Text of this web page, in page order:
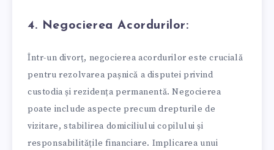
4. Negocierea Acordurilor:
Într-un divorț, negocierea acordurilor este crucială
pentru rezolvarea pașnică a disputei privind
custodia și rezidența permanentă. Negocierea
poate include aspecte precum drepturile de
vizitare, stabilirea domiciliului copilului și
responsabilitățile financiare. Implicarea unui